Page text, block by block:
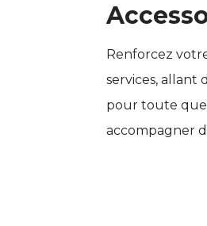
Renforcez
services, allant
pour toute
accompagner